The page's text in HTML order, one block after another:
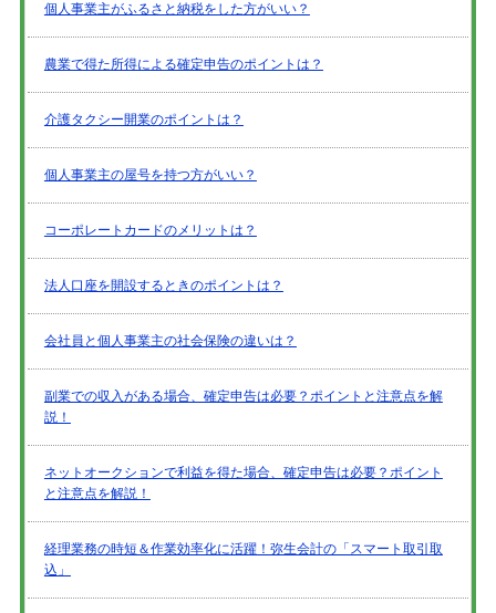
個人事業主がふるさと納税をした方がいい？
農業で得た所得による確定申告のポイントは？
介護タクシー開業のポイントは？
個人事業主の屋号を持つ方がいい？
コーポレートカードのメリットは？
法人口座を開設するときのポイントは？
会社員と個人事業主の社会保険の違いは？
副業での収入がある場合、確定申告は必要？ポイントと注意点を解
説！
ネットオークションで利益を得た場合、確定申告は必要？ポイント
と注意点を解説！
経理業務の時短＆作業効率化に活躍！弥生会計の「スマート取引取
込」